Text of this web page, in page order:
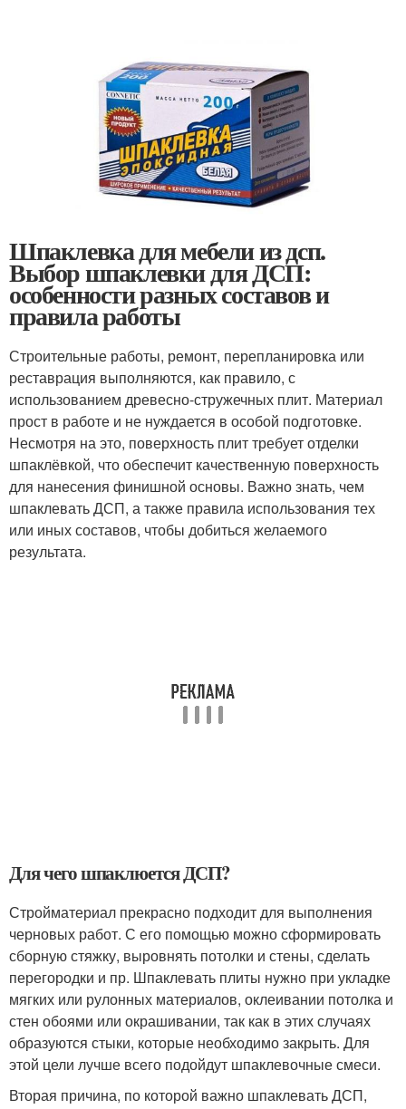
Шпаклевка для мебели из дсп.
Выбор шпаклевки для ДСП:
особенности разных составов и
правила работы
Строительные работы, ремонт, перепланировка или
реставрация выполняются, как правило, с
использованием древесно-стружечных плит. Материал
прост в работе и не нуждается в особой подготовке.
Несмотря на это, поверхность плит требует отделки
шпаклёвкой, что обеспечит качественную поверхность
для нанесения финишной основы. Важно знать, чем
шпаклевать ДСП, а также правила использования тех
или иных составов, чтобы добиться желаемого
результата.
Для чего шпаклюется ДСП?
Стройматериал прекрасно подходит для выполнения
черновых работ. С его помощью можно сформировать
сборную стяжку, выровнять потолки и стены, сделать
перегородки и пр. Шпаклевать плиты нужно при укладке
мягких или рулонных материалов, оклеивании потолка и
стен обоями или окрашивании, так как в этих случаях
образуются стыки, которые необходимо закрыть. Для
этой цели лучше всего подойдут шпаклевочные смеси.
Вторая причина, по которой важно шпаклевать ДСП,